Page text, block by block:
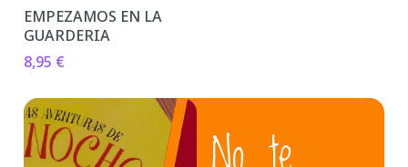
EMPEZAMOS EN LA
GUARDERIA
8,95 €